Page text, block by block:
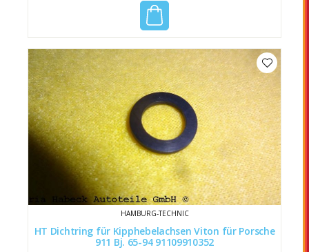
HAMBURG-TECHNIC
HT Dichtring für Kipphebelachsen Viton für Porsche
911 Bj. 65-94 91109910352